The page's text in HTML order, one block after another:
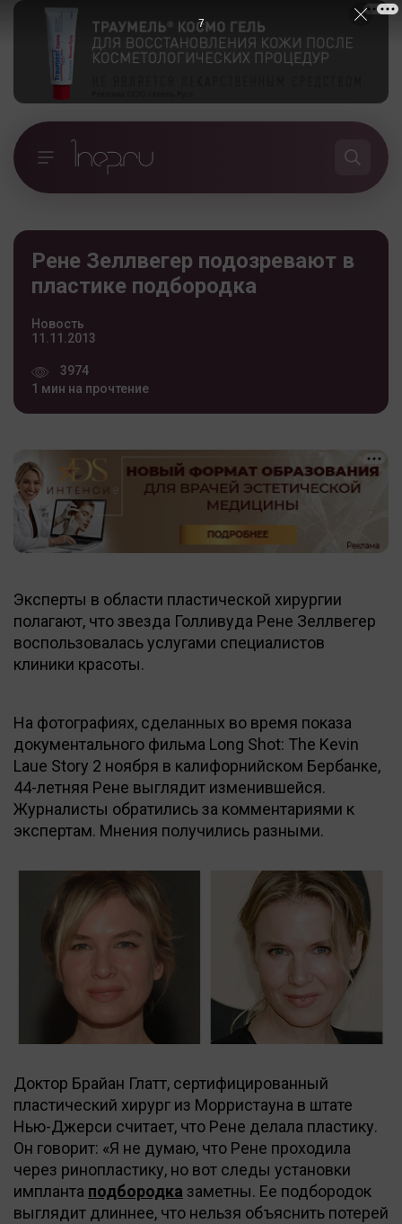
Рене Зеллвегер подозревают в
пластике подбородка
Новость
11.11.2013
3974
1 мин на прочтение
Эксперты в области пластической хирургии
полагают, что звезда Голливуда Рене Зеллвегер
воспользовалась услугами специалистов
клиники красоты.
На фотографиях, сделанных во время показа
документального фильма Long Shot: The Kevin
Laue Story 2 ноября в калифорнийском Бербанке,
44-летняя Рене выглядит изменившейся.
Журналисты обратились за комментариями к
экспертам. Мнения получились разными.
Доктор Брайан Глатт, сертифицированный
пластический хирург из Морристауна в штате
Нью-Джерси считает, что Рене делала пластику.
Он говорит: «Я не думаю, что Рене проходила
через ринопластику, но вот следы установки
импланта подбородка заметны. Ее подбородок
выглядит длиннее, что нельзя объяснить потерей
6